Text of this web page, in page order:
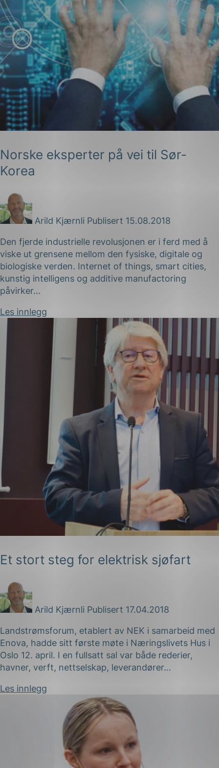
Norske eksperter på vei til Sør-
Korea
Arild Kjærnli Publisert 15.08.2018
Den fjerde industrielle revolusjonen er i ferd med å
viske ut grensene mellom den fysiske, digitale og
biologiske verden. Internet of things, smart cities,
kunstig intelligens og additive manufactoring
påvirker...
Les innlegg
Et stort steg for elektrisk sjøfart
Arild Kjærnli Publisert 17.04.2018
Landstrømsforum, etablert av NEK i samarbeid med
Enova, hadde sitt første møte i Næringslivets Hus i
Oslo 12. april. I en fullsatt sal var både rederier,
havner, verft, nettselskap, leverandører...
Les innlegg